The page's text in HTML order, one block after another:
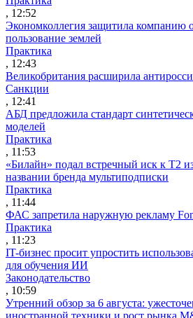
, 12:52
Экономколлегия защитила компанию
пользование землей
Практика
, 12:43
Великобритания расширила
Санкции
, 12:41
АБД предложила стандарт
моделей
Практика
, 11:53
«Билайн» подал встречный иск к Т2
названии бренда мультиподписки
Практика
, 11:44
ФАС запретила наружную рекламу
Практика
, 11:23
IT-бизнес просит упростить
для обучения ИИ
Законодательство
, 10:59
Утренний обзор за 6 августа:
иностранной техники и рост рынка